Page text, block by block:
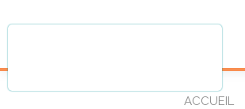
ACCUEIL